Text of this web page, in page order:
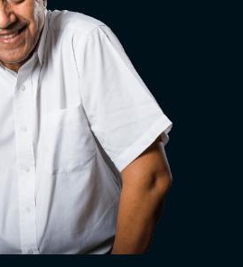
Taounate 95.6
Tiznit 103.1
SkhourRhamna 92.2
Taroudant 104.9
Guelmim 91.9
Tan-Tan 95.2
Tafraout 104.9
Casablanca 92.5 Hz
Rabat, Salé 106.9 Hz
Marrakech 90.5 Hz
Agadir 99.7 Hz
Tanger 103.3 Hz
Tétouan 87.8 Hz
Fès 98.8 Hz